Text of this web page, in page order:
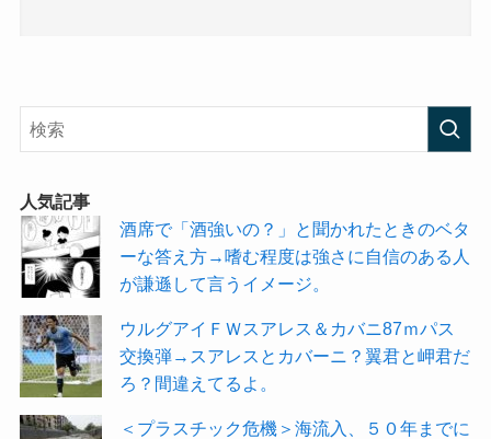
人気記事
酒席で「酒強いの？」と聞かれたときのベタ
ーな答え方→嗜む程度は強さに自信のある人
が謙遜して言うイメージ。
ウルグアイＦＷスアレス＆カバニ87ｍパス
交換弾→スアレスとカバーニ？翼君と岬君だ
ろ？間違えてるよ。
＜プラスチック危機＞海流入、５０年までに